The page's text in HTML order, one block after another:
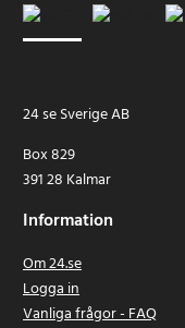
24 se Sverige AB
Box 829
391 28 Kalmar
Information
Om 24.se
Logga in
Vanliga frågor - FAQ